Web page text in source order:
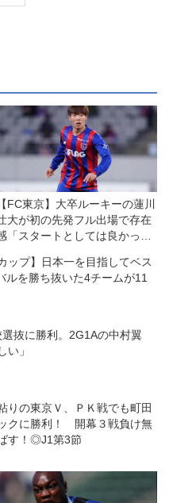
【FC東京】大卒ルーキーの蓮川
大が初の先発フル出場で存在
「スタートとしては良かった
ップ】日本一を目指してベス
ルを勝ち抜いた4チームが11
抜に勝利。2G1Aの中村翼
い」
りの東京Ｖ、ＰＫ戦でも町田
クに勝利！ 開幕３戦負け無
す！◎J1第3節